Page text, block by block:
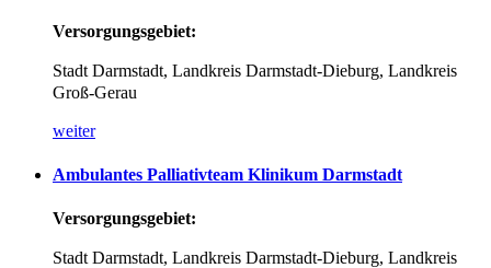
Versorgungsgebiet:
Stadt Darmstadt, Landkreis Darmstadt-Dieburg, Landkreis
Groß-Gerau
weiter
Ambulantes Palliativteam Klinikum Darmstadt
Versorgungsgebiet:
Stadt Darmstadt, Landkreis Darmstadt-Dieburg, Landkreis